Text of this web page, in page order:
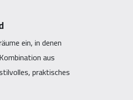
ein, in denen
aus
praktisches